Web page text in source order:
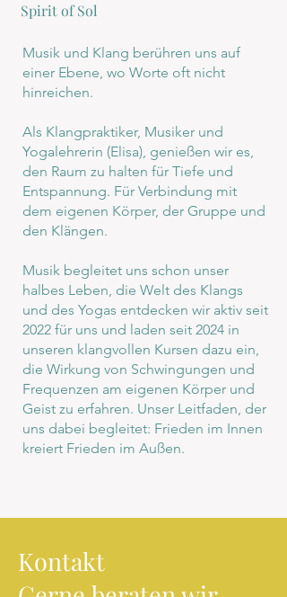
Spirit of Sol
Musik und Klang berühren uns auf
einer Ebene, wo Worte oft nicht
hinreichen.
Als Klangpraktiker, Musiker und
Yogalehrerin (Elisa), genießen wir es,
den Raum zu halten für Tiefe und
Entspannung. Für Verbindung mit
dem eigenen Körper, der Gruppe und
den Klängen.
Musik begleitet uns schon unser
halbes Leben, die Welt des Klangs
und des Yogas entdecken wir aktiv seit
2022 für uns und laden seit 2024 in
unseren klangvollen Kursen dazu ein,
die Wirkung von Schwingungen und
Frequenzen am eigenen Körper und
Geist zu erfahren. Unser Leitfaden, der
uns dabei begleitet: Frieden im Innen
kreiert Frieden im Außen.
Kontakt